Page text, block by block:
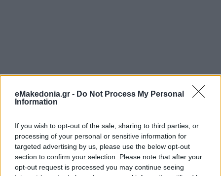
eMakedonia.gr - Do Not Process My Personal
Information
If you wish to opt-out of the sale, sharing to third parties, or
processing of your personal or sensitive information for
targeted advertising by us, please use the below opt-out
section to confirm your selection. Please note that after your
opt-out request is processed you may continue seeing